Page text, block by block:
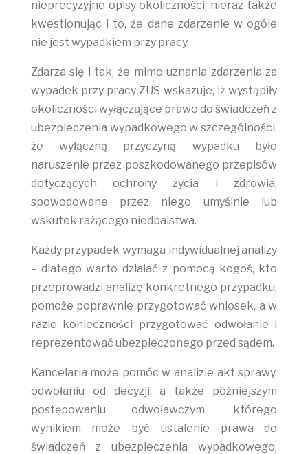
nieprecyzyjne opisy okoliczności, nieraz także
kwestionując i to, że dane zdarzenie w ogóle
nie jest wypadkiem przy pracy.
Zdarza się i tak, że mimo uznania zdarzenia za
wypadek przy pracy ZUS wskazuje, iż wystąpiły
okoliczności wyłączające prawo do świadczeń z
ubezpieczenia wypadkowego w szczególności,
że wyłączną przyczyną wypadku było
naruszenie przez poszkodowanego przepisów
dotyczących ochrony życia i zdrowia,
spowodowane przez niego umyślnie lub
wskutek rażącego niedbalstwa.
Każdy przypadek wymaga indywidualnej analizy
– dlatego warto działać z pomocą kogoś, kto
przeprowadzi analizę konkretnego przypadku,
pomoże poprawnie przygotować wniosek, a w
razie konieczności przygotować odwołanie i
reprezentować ubezpieczonego przed sądem.
Kancelaria może pomóc w analizie akt sprawy,
odwołaniu od decyzji, a także późniejszym
postępowaniu odwoławczym, którego
wynikiem może być ustalenie prawa do
świadczeń z ubezpieczenia wypadkowego,